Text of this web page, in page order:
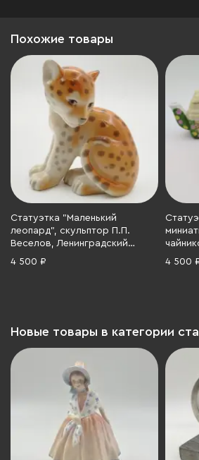
Похожие товары
Статуэтка "Маленький
леопард", скульптор П.П.
Веселов, Ленинградский
фарфоровый завод (ЛФЗ),
4 500 ₽ 4 500
Новые товары в категории